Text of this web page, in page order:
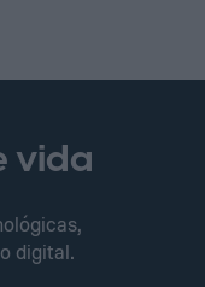
resolver
que el
píxel reciba
vida
digital.